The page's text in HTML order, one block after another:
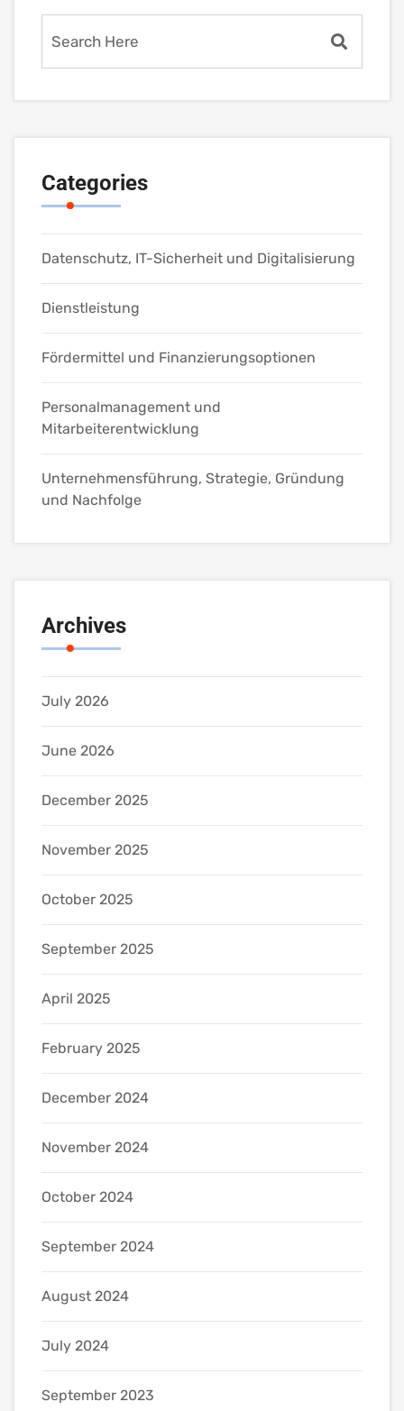
Categories
Datenschutz, IT-Sicherheit und Digitalisierung
Dienstleistung
Fördermittel und Finanzierungsoptionen
Personalmanagement und
Mitarbeiterentwicklung
Unternehmensführung, Strategie, Gründung
und Nachfolge
Archives
July 2026
June 2026
December 2025
November 2025
October 2025
September 2025
April 2025
February 2025
December 2024
November 2024
October 2024
September 2024
August 2024
July 2024
September 2023